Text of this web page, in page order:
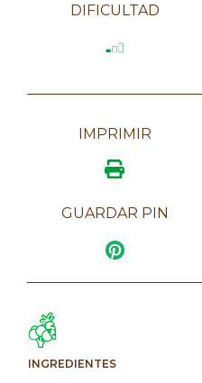
DIFICULTAD
IMPRIMIR
GUARDAR PIN
INGREDIENTES